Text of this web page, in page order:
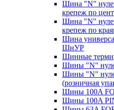
Шина "N"
крепеж по
Шина "N"
крепеж по
Шина
ШнУР
Шинные
Шины "N"
Шины "N"
(розничная
Шины 100A
Шины 100A